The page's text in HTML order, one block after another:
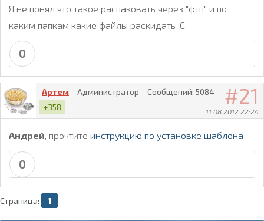
Я не понял что такое распаковать через "фтп" и по
каким папкам какие файлы раскидать :C
0
21
11.08.2012 22:24
Артем Администратор Сообщений: 5084
+358
Aндрей, прочтите инструкцию по установке шаблона
0
Страница: 1